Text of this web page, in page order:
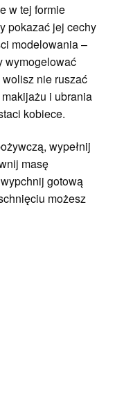
w tej formie
pokazać jej cechy
modelowania –
wymogelować
nie ruszać
i ubrania
kobiece.
wypełnij
masę
gotową
możesz